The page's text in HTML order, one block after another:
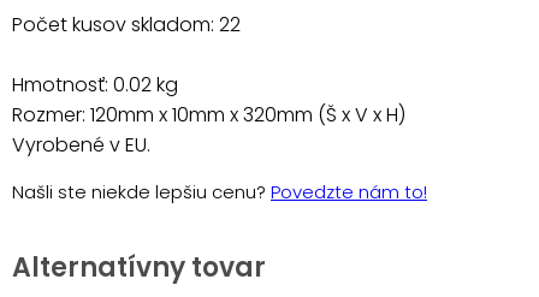
Počet kusov skladom: 22
Hmotnosť: 0.02 kg
Rozmer: 120mm x 10mm x 320mm (Š x V x H)
Vyrobené v EU.
Našli ste niekde lepšiu cenu? Povedzte nám to!
Alternatívny tovar